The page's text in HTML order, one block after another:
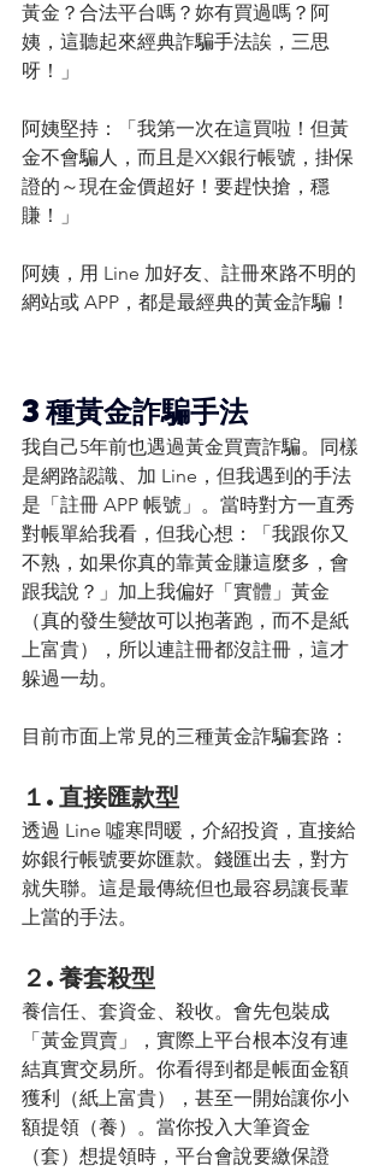
黃金？合法平台嗎？妳有買過嗎？阿
姨，這聽起來經典詐騙手法誒，三思
呀！」
阿姨堅持：「我第一次在這買啦！但黃
金不會騙人，而且是XX銀行帳號，掛保
證的～現在金價超好！要趕快搶，穩
賺！」
阿姨，用 Line 加好友、註冊來路不明的
網站或 APP，都是最經典的黃金詐騙！
3種黃金詐騙手法
我自己5年前也遇過黃金買賣詐騙。同樣
是網路認識、加 Line，但我遇到的手法
是「註冊 APP 帳號」。當時對方一直秀
對帳單給我看，但我心想：「我跟你又
不熟，如果你真的靠黃金賺這麼多，會
跟我說？」加上我偏好「實體」黃金
（真的發生變故可以抱著跑，而不是紙
上富貴），所以連註冊都沒註冊，這才
躲過一劫。
目前市面上常見的三種黃金詐騙套路：
１.直接匯款型
透過 Line 噓寒問暖，介紹投資，直接給
妳銀行帳號要妳匯款。錢匯出去，對方
就失聯。這是最傳統但也最容易讓長輩
上當的手法。
２.養套殺型
養信任、套資金、殺收。會先包裝成
「黃金買賣」，實際上平台根本沒有連
結真實交易所。你看得到都是帳面金額
獲利（紙上富貴），甚至一開始讓你小
額提領（養）。當你投入大筆資金
（套）想提領時，平台會說要繳保證